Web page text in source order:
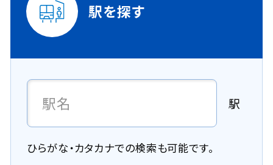
駅を探す
駅
ひらがな・カタカナでの検索も可能です。